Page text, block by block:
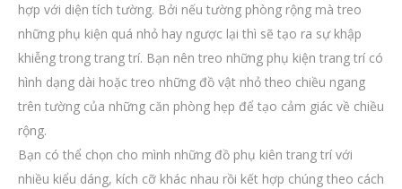
hợp với diện tích tường. Bởi nếu tường phòng rộng mà treo
những phụ kiện quá nhỏ hay ngược lại thì sẽ tạo ra sự khập
khiễng trong trang trí. Bạn nên treo những phụ kiện trang trí có
hình dạng dài hoặc treo những đồ vật nhỏ theo chiều ngang
trên tường của những căn phòng hẹp để tạo cảm giác về chiều
rộng.
Bạn có thể chọn cho mình những đồ phụ kiên trang trí với
nhiều kiểu dáng, kích cỡ khác nhau rồi kết hợp chúng theo cách